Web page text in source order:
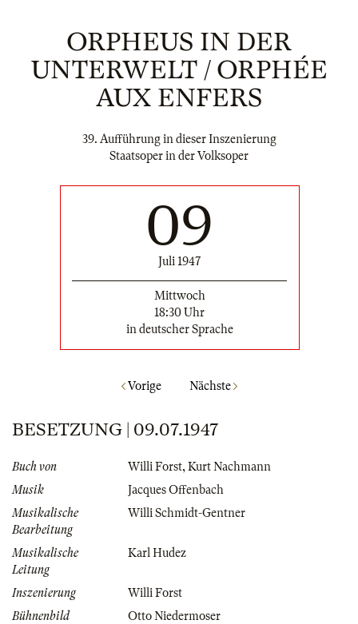
ORPHEUS IN DER
UNTERWELT / ORPHÉE
AUX ENFERS
39. Aufführung in dieser Inszenierung
Staatsoper in der Volksoper
09
Juli 1947
Mittwoch
18:30 Uhr
in deutscher Sprache
Vorige Nächste
BESETZUNG | 09.07.1947
Buch von Willi Forst,Kurt Nachmann
Musik
Jacques Offenbach
Musikalische
Bearbeitung
Willi Schmidt-Gentner
Musikalische
Leitung
Karl Hudez
Inszenierung
Willi Forst
Bühnenbild
Otto Niedermoser